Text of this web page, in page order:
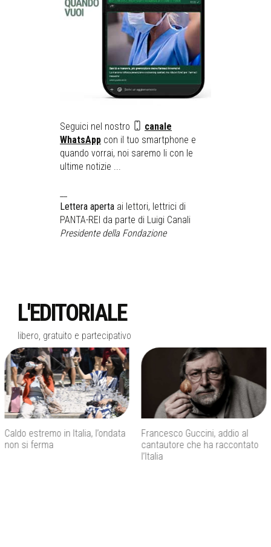
Seguici nel nostro
canale
WhatsApp con il tuo smartphone e
quando vorrai, noi saremo li con le
ultime notizie ...
Lettera aperta ai lettori, lettrici di
PANTA-REI da parte di Luigi Canali
Presidente della Fondazione
L'EDITORIALE
libero, gratuito e partecipativo
Francesco Guccini, addio al
cantautore che ha raccontato
Inps, bonus assunzioni per
madri con tre figli e incentivi per
giovani under 35